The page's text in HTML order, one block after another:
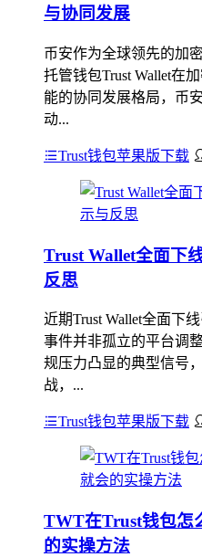
与协同发展
币安作为全球领先的加
托管钱包Trust Wallet在
能的协同发展格局，币
动...
Trust钱包苹果版下载
Trust Wallet全面下
反思
近期Trust Wallet全面下
事件并非孤立的平台调
规压力凸显的典型信号
战，...
Trust钱包苹果版下载
TWT在Trust钱包怎
的实操方法